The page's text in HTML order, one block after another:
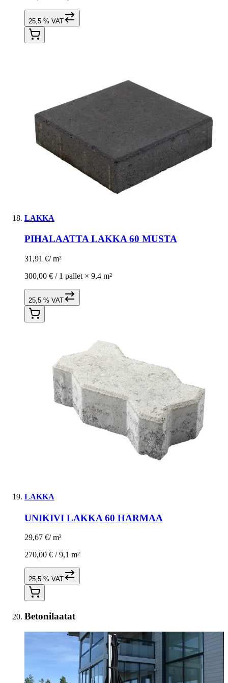
25,5 % VAT
LAKKA
PIHALAATTA LAKKA 60 MUSTA
31,91 €/ m²
300,00 € / 1 pallet × 9,4 m²
25,5 % VAT
LAKKA
UNIKIVI LAKKA 60 HARMAA
29,67 €/ m²
270,00 € /9,1 m²
25,5 % VAT
Betonilaatat